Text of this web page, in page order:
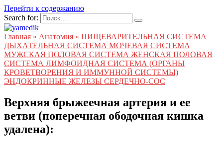
Перейти к содержанию
Search for:
Главная » Анатомия » ПИЩЕВАРИТЕЛЬНАЯ СИСТЕМА
ДЫХАТЕЛЬНАЯ СИСТЕМА МОЧЕВАЯ СИСТЕМА
МУЖСКАЯ ПОЛОВАЯ СИСТЕМА ЖЕНСКАЯ ПОЛОВАЯ
СИСТЕМА ЛИМФОИДНАЯ СИСТЕМА (ОРГАНЫ
КРОВЕТВОРЕНИЯ И ИММУННОЙ СИСТЕМЫ)
ЭНДОКРИННЫЕ ЖЕЛЕЗЫ СЕРДЕЧНО-СОС
Верхняя брыжеечная артерия и ее
ветви (поперечная ободочная кишка
удалена):